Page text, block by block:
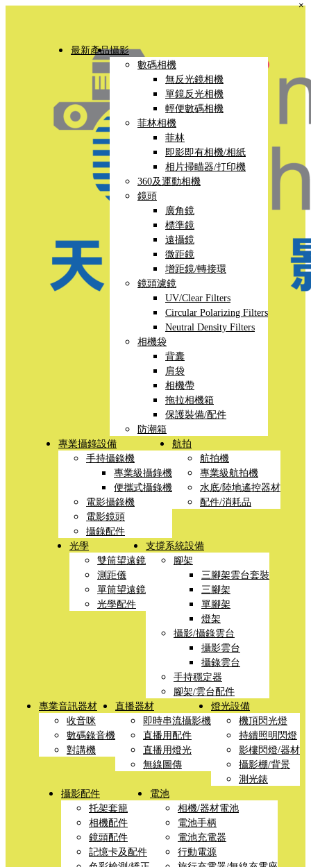
最新產品攝影
數碼相機
無反光鏡相機
單鏡反光相機
輕便數碼相機
菲林相機
菲林
即影即有相機/相紙
相片掃瞄器/打印機
360及運動相機
鏡頭
廣角鏡
標準鏡
遠攝鏡
微距鏡
增距鏡/轉接環
鏡頭濾鏡
UV/Clear Filters
Circular Polarizing Filters
Neutral Density Filters
相機袋
背囊
肩袋
相機帶
拖拉相機箱
保護裝備/配件
防潮箱
專業攝錄設備
手持攝錄機
專業級攝錄機
便攜式攝錄機
電影攝錄機
電影鏡頭
攝錄配件
航拍
航拍機
專業級航拍機
水底/陸地遙控器材
配件/消耗品
光學
雙筒望遠鏡
測距儀
單筒望遠鏡
光學配件
支撐系統設備
腳架
三腳架雲台套裝
三腳架
單腳架
燈架
攝影/攝錄雲台
攝影雲台
攝錄雲台
手持穩定器
腳架/雲台配件
專業音訊器材
收音咪
數碼錄音機
對講機
直播器材
即時串流攝影機
直播用配件
直播用燈光
無線圖傳
燈光設備
機頂閃光燈
持續照明閃燈
影樓閃燈/器材
攝影棚/背景
測光錶
攝影配件
托架套籠
相機配件
鏡頭配件
記憶卡及配件
電池
相機/器材電池
電池手柄
電池充電器
行動電源
×